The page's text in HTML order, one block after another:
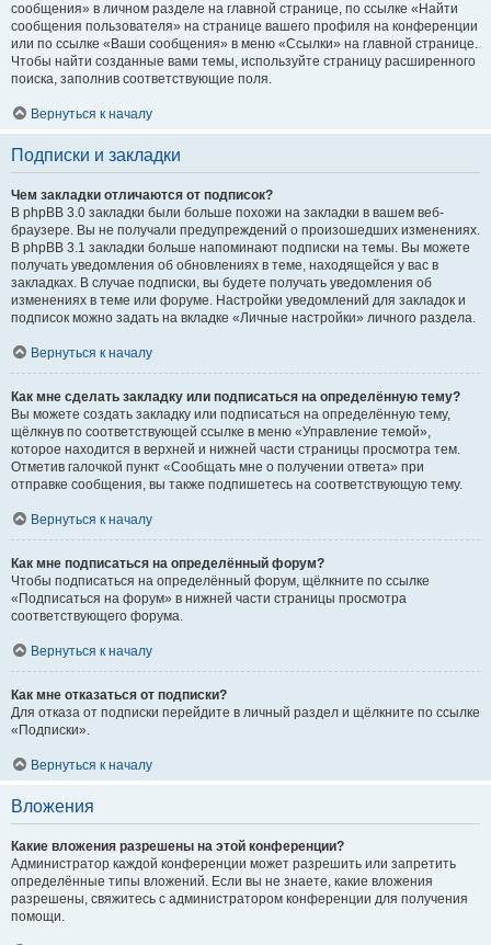
сообщения» в личном разделе на главной странице, по ссылке «Найти
сообщения пользователя» на странице вашего профиля на конференции
или по ссылке «Ваши сообщения» в меню «Ссылки» на главной странице.
Чтобы найти созданные вами темы, используйте страницу расширенного
поиска, заполнив соответствующие поля.
Вернуться к началу
Подписки и закладки
Чем закладки отличаются от подписок?
В phpBB 3.0 закладки были больше похожи на закладки в вашем веб-
браузере. Вы не получали предупреждений о произошедших изменениях.
В phpBB 3.1 закладки больше напоминают подписки на темы. Вы можете
получать уведомления об обновлениях в теме, находящейся у вас в
закладках. В случае подписки, вы будете получать уведомления об
изменениях в теме или форуме. Настройки уведомлений для закладок и
подписок можно задать на вкладке «Личные настройки» личного раздела.
Вернуться к началу
Как мне сделать закладку или подписаться на определённую тему?
Вы можете создать закладку или подписаться на определённую тему,
щёлкнув по соответствующей ссылке в меню «Управление темой»,
которое находится в верхней и нижней части страницы просмотра тем.
Отметив галочкой пункт «Сообщать мне о получении ответа» при
отправке сообщения, вы также подпишетесь на соответствующую тему.
Вернуться к началу
Как мне подписаться на определённый форум?
Чтобы подписаться на определённый форум, щёлкните по ссылке
«Подписаться на форум» в нижней части страницы просмотра
соответствующего форума.
Вернуться к началу
Как мне отказаться от подписки?
Для отказа от подписки перейдите в личный раздел и щёлкните по ссылке
«Подписки».
Вернуться к началу
Вложения
Какие вложения разрешены на этой конференции?
Администратор каждой конференции может разрешить или запретить
определённые типы вложений. Если вы не знаете, какие вложения
разрешены, свяжитесь с администратором конференции для получения
помощи.